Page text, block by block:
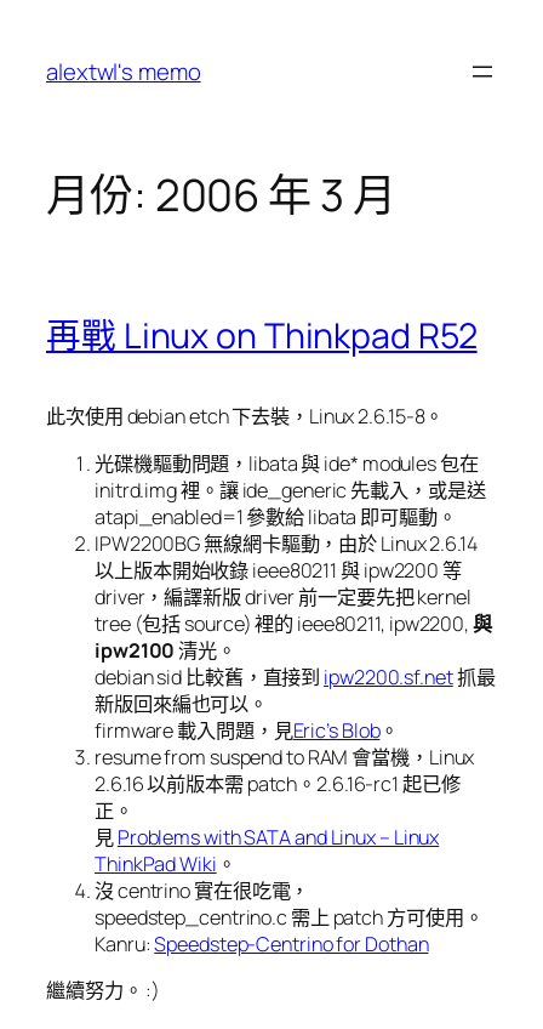
alextwl's memo
月份: 2006 年 3 月
再戰 Linux on Thinkpad R52
此次使用 debian etch 下去裝，Linux 2.6.15-8。
光碟機驅動問題，libata 與 ide* modules 包在
initrd.img 裡。讓 ide_generic 先載入，或是送
atapi_enabled=1 參數給 libata 即可驅動。
IPW2200BG 無線網卡驅動，由於 Linux 2.6.14
以上版本開始收錄 ieee80211 與 ipw2200 等
driver，編譯新版 driver 前一定要先把 kernel
tree (包括 source) 裡的 ieee80211, ipw2200,與
ipw2100清光。
debian sid 比較舊，直接到 ipw2200.sf.net抓最
新版回來編也可以。
firmware 載入問題，見Eric’s Blob。
resume from suspend to RAM 會當機，Linux
2.6.16 以前版本需 patch。2.6.16-rc1 起已修
正。
見Problems with SATA and Linux – Linux
ThinkPad Wiki 。
沒 centrino 實在很吃電，
speedstep_centrino.c 需上 patch 方可使用。
Kanru:Speedstep-Centrino for Dothan
繼續努力。 :)